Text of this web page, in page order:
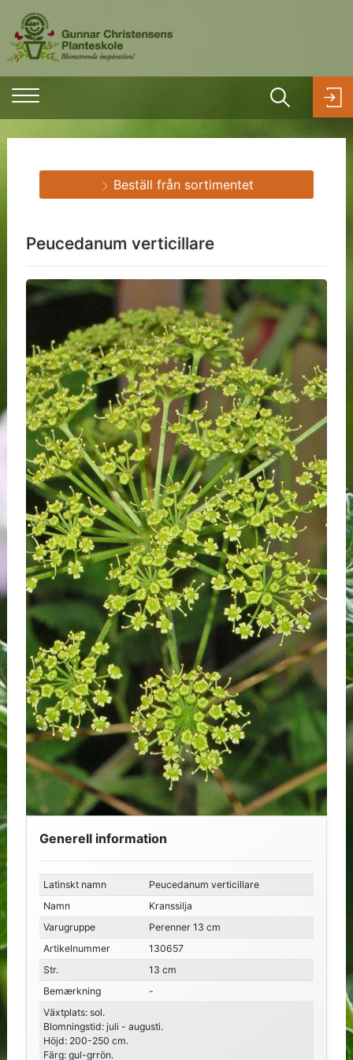
Peucedanum verticillare
Generell information
Latinskt namn
Peucedanum verticillare
Namn
Kranssilja
Varugruppe
Perenner 13 cm
Artikelnummer
130657
Str.
13 cm
Bemærkning
-
Växtplats: sol.
Blomningstid: juli - augusti.
Höjd: 200-250 cm.
Färg: gul-grrön.
Beställ från sortimentet